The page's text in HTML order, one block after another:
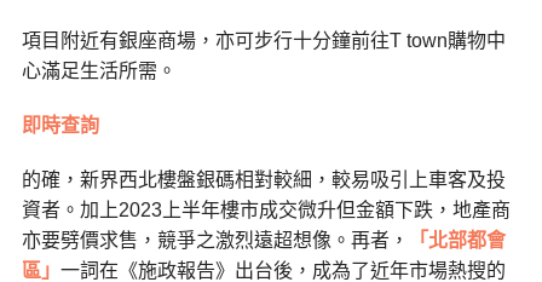
項目附近有銀座商場，亦可步行十分鐘前往T town購物中
心滿足生活所需。
即時查詢
的確，新界西北樓盤銀碼相對較細，較易吸引上車客及投
資者。加上2023上半年樓市成交微升但金額下跌，地產商
亦要劈價求售，競爭之激烈遠超想像。再者，
「北部都會
區」 一詞在《施政報告》出台後，成為了近年市場熱搜的